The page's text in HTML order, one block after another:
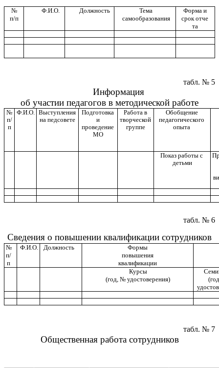
№
п/п
Ф.И.О. Должность
Тема
самообразования
Форма и
срок отче
та
табл. № 5
Информация
об участии педагогов в методической работе
№
п/
п
Ф.И.О.
Выступления
на педсовете
Подготовка
и
проведение
МО
Работа в
творческой
группе
Обобщение
педагогического
опыта
Показ работы с
детьми
табл. № 6
Сведения о повышении квалификации сотрудников
№
п/
п
Ф.И.О. Должность
Формы
повышения
квалификации
Курсы
(год, № удостоверения)
табл. № 7
Общественная работа сотрудников